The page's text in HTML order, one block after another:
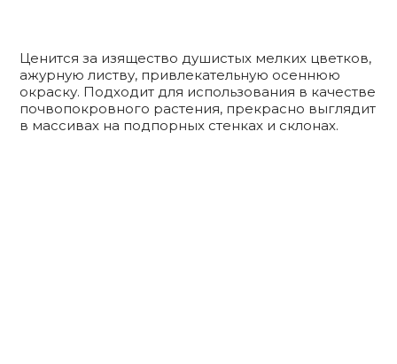
Ценится за изящество душистых мелких цветков,
ажурную листву, привлекательную осеннюю
окраску. Подходит для использования в качестве
почвопокровного растения, прекрасно выглядит
в массивах на подпорных стенках и склонах.